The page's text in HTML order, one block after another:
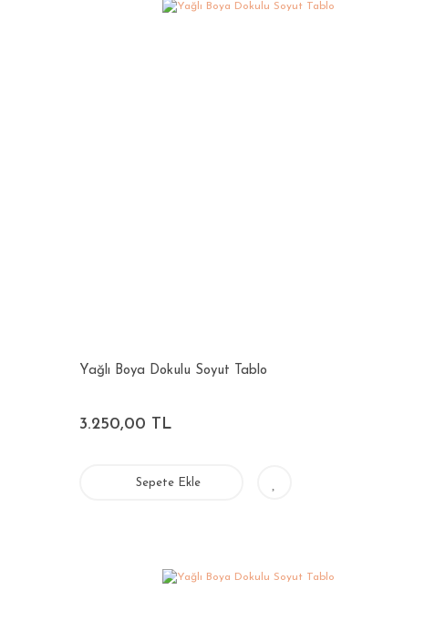
Yağlı Boya Dokulu Soyut Tablo
3.250,00 TL
Sepete Ekle